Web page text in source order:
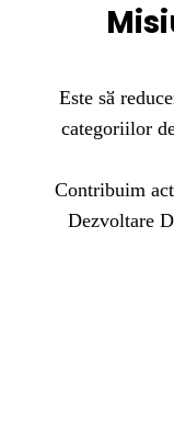
Este sӑ
categoriilor
Contribuim
Dezvoltare